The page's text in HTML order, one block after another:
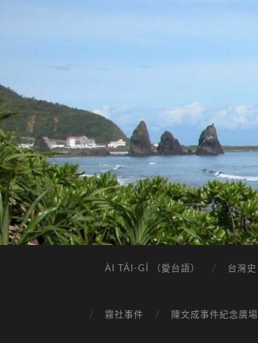
ÀI TÂI-GÍ （愛台語） 台灣史
霧社事件 陳文成事件紀念廣場